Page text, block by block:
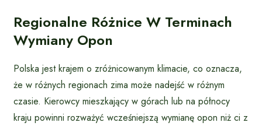
Regionalne Różnice W Terminach
Wymiany Opon
Polska jest krajem o zróżnicowanym klimacie, co oznacza,
że w różnych regionach zima może nadejść w różnym
czasie. Kierowcy mieszkający w górach lub na północy
kraju powinni rozważyć wcześniejszą wymianę opon niż ci z